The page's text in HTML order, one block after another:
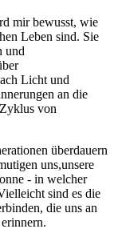
mir bewusst, wie
Leben sind. ⁤Sie
und
Licht und‍
an die‌
von
überdauern
uns,unsere
- in welcher
sind es⁢ die
die⁢ uns an